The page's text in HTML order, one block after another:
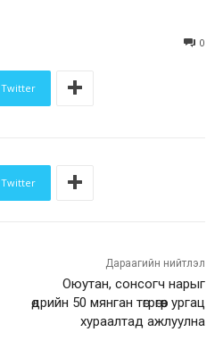
0
Twitter
Twitter
Дараагийн нийтлэл
Оюутан, сонсогч нарыг
өдрийн 50 мянган төгрөгөөр ургац
хураалтад ажлуулна